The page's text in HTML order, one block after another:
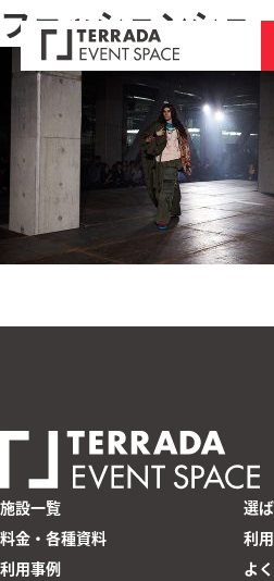
ファッションショ
施設一覧
選
料金・各種資料
利
利用事例
よ